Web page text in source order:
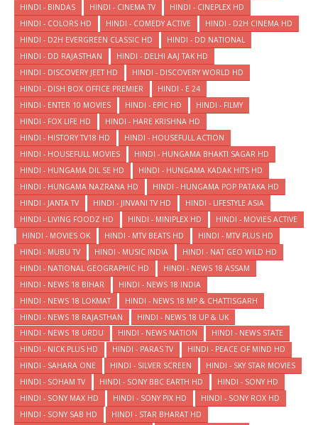
HINDI - BINDAS
HINDI - CINEMA TV
HINDI - CINEPLEX HD
HINDI - COLORS HD
HINDI - COMEDY ACTIVE
HINDI - D2H CINEMA HD
HINDI - D2H EVERGREEN CLASSIC HD
HINDI - DD NATIONAL
HINDI - DD RAJASTHAN
HINDI - DELHI AAJ TAK HD
HINDI - DISCOVERY JEET HD
HINDI - DISCOVERY WORLD HD
HINDI - DISH BOX OFFICE PREMIER
HINDI - E 24
HINDI - ENTER 10 MOVIES
HINDI - EPIC HD
HINDI - FILMY
HINDI - FOX LIFE HD
HINDI - HARE KRISHNA HD
HINDI - HISTORY TV18 HD
HINDI - HOUSEFULL ACTION
HINDI - HOUSEFULL MOVIES
HINDI - HUNGAMA BHAKTI SAGAR HD
HINDI - HUNGAMA DIL SE HD
HINDI - HUNGAMA KADAK HITS HD
HINDI - HUNGAMA NAZRANA HD
HINDI - HUNGAMA POP PATAKA HD
HINDI - JANTA TV
HINDI - JINVANI TV HD
HINDI - LIFESTYLE ASIA
HINDI - LIVING FOODZ HD
HINDI - MINIPLEX HD
HINDI - MOVIES ACTIVE
HINDI - MOVIES OK
HINDI - MTV BEATS HD
HINDI - MTV PLUS HD
HINDI - MUBU TV
HINDI - MUSIC INDIA
HINDI - NAT GEO WILD HD
HINDI - NATIONAL GEOGRAPHIC HD
HINDI - NEWS 18 ASSAM
HINDI - NEWS 18 BIHAR
HINDI - NEWS 18 INDIA
HINDI - NEWS 18 LOKMAT
HINDI - NEWS 18 MP & CHATTISGARH
HINDI - NEWS 18 RAJASTHAN
HINDI - NEWS 18 UP & UK
HINDI - NEWS 18 URDU
HINDI - NEWS NATION
HINDI - NEWS STATE
HINDI - NICK PLUS HD
HINDI - PARAS TV
HINDI - PEACE OF MIND HD
HINDI - SAHARA ONE
HINDI - SILVER SCREEN
HINDI - SKY STAR MOVIES
HINDI - SOHAM TV
HINDI - SONY BBC EARTH HD
HINDI - SONY HD
HINDI - SONY MAX HD
HINDI - SONY PIX HD
HINDI - SONY ROX HD
HINDI - SONY SAB HD
HINDI - STAR BHARAT HD